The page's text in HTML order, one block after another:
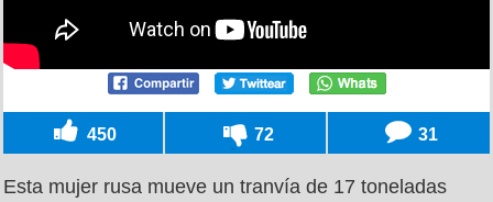
450 72 31
Esta mujer rusa mueve un tranvía de 17 toneladas